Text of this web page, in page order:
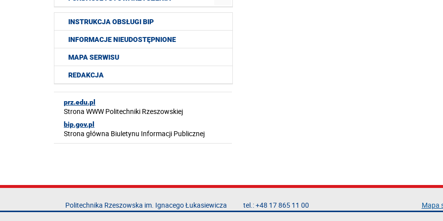
INSTRUKCJA OBSŁUGI BIP
INFORMACJE NIEUDOSTĘPNIONE
MAPA SERWISU
REDAKCJA
prz.edu.pl
Strona WWW Politechniki Rzeszowskiej
bip.gov.pl
Strona główna Biuletynu Informacji Publicznej
Politechnika Rzeszowska im. Ignacego Łukasiewicza
al. Powstańców Warszawy 12
tel.: +48 17 865 11 00
fax: +48 17 854 12 60
Mapa